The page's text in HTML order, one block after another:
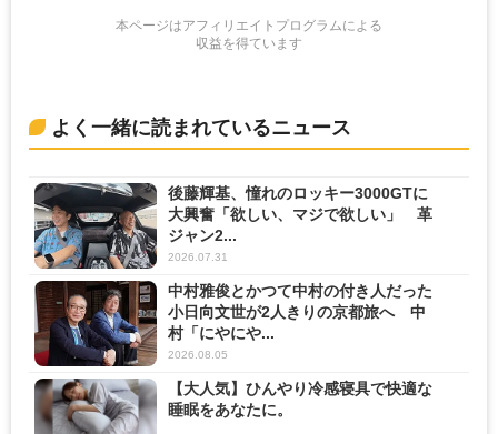
本ページはアフィリエイトプログラムによる
収益を得ています
よく一緒に読まれているニュース
後藤輝基、憧れのロッキー3000GTに
大興奮「欲しい、マジで欲しい」 革
ジャン2...
2026.07.31
中村雅俊とかつて中村の付き人だった
小日向文世が2人きりの京都旅へ 中
村「にやにや...
2026.08.05
【大人気】ひんやり冷感寝具で快適な
睡眠をあなたに。